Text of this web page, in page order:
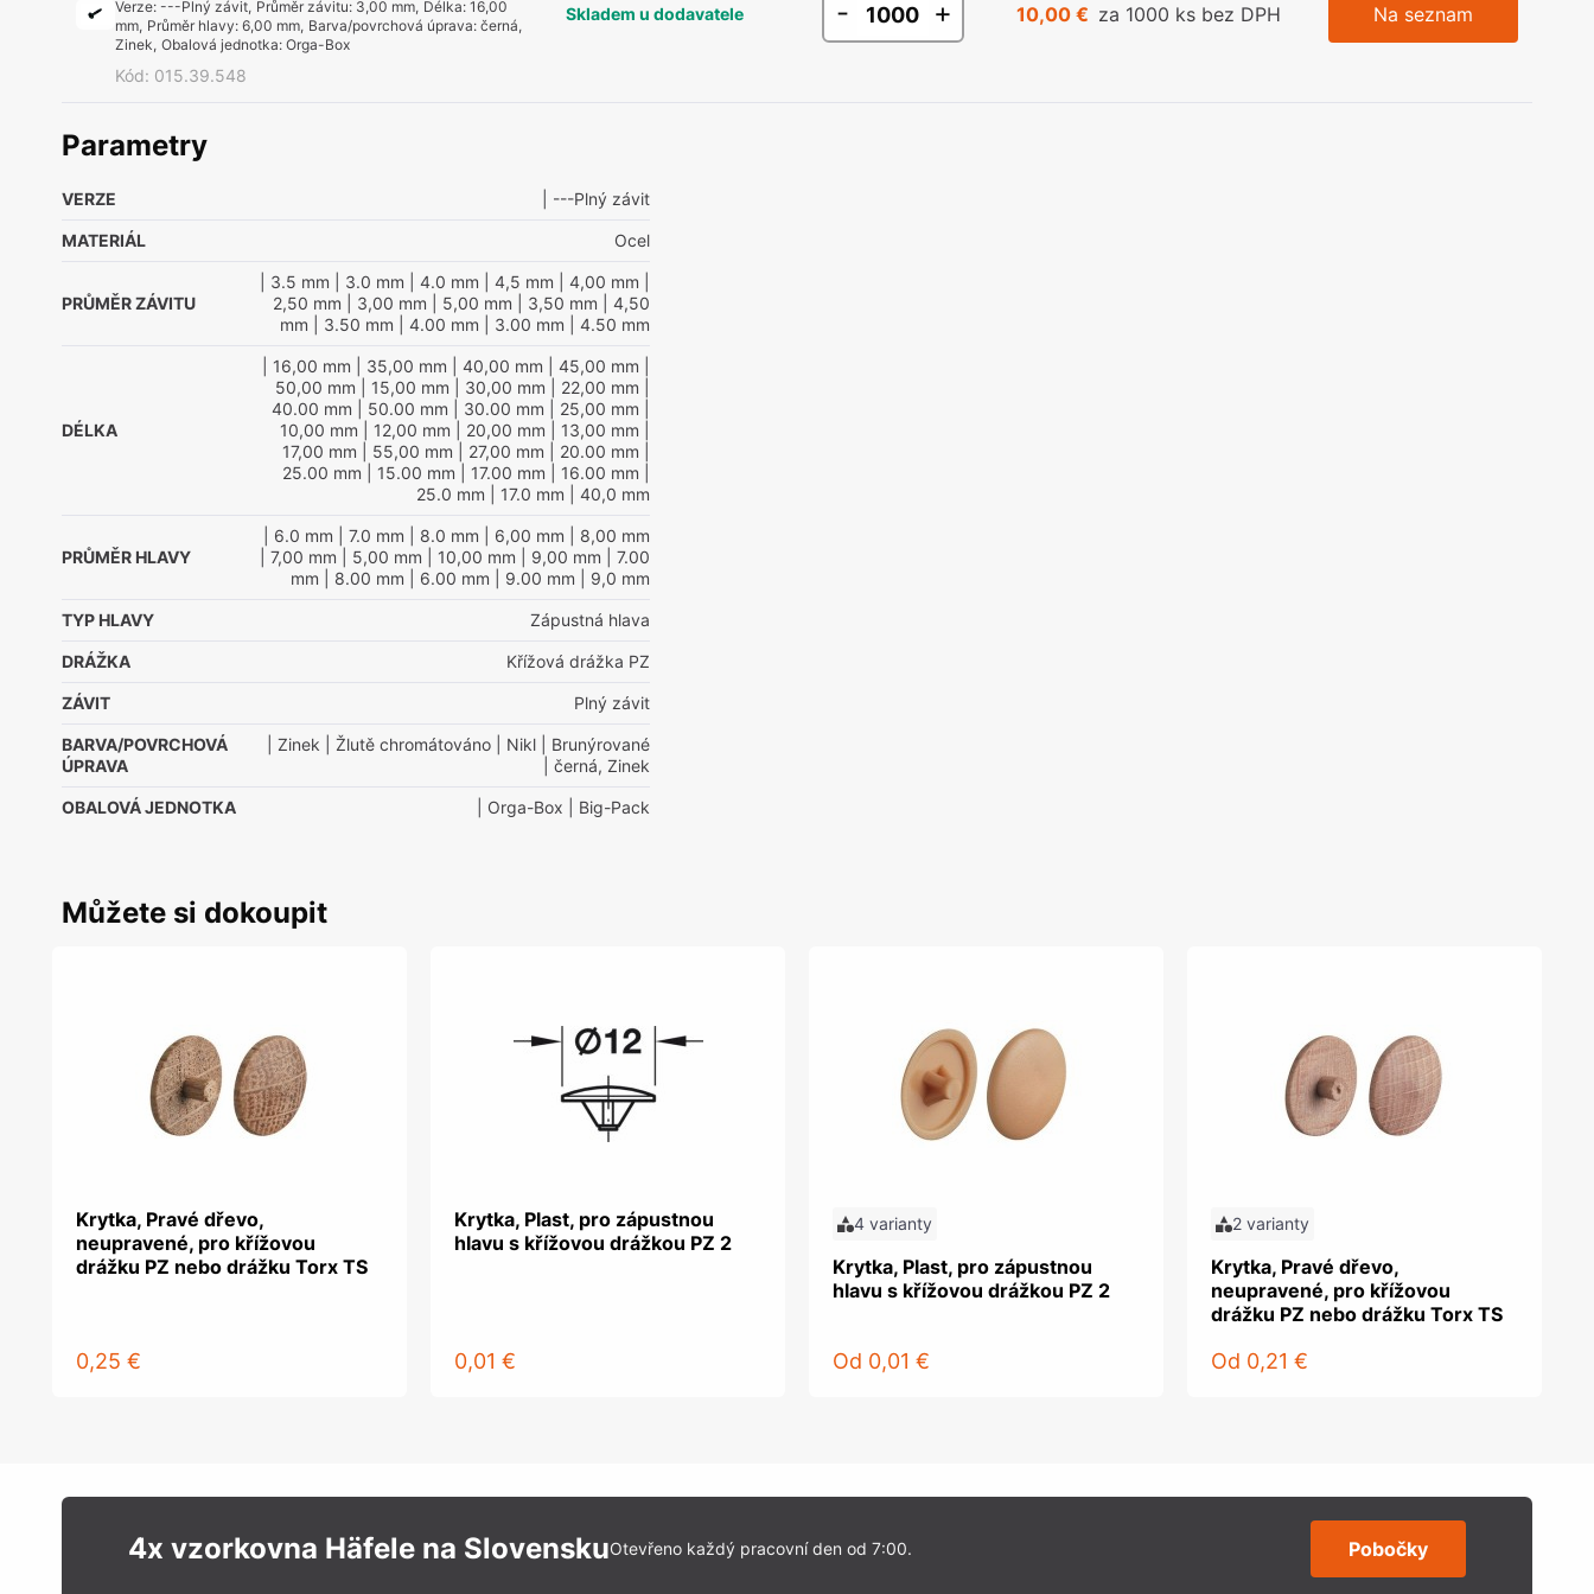
Verze:---Plný závit, Průměr závitu: 3,00 mm, Délka:16,00
mm, Průměr hlavy:6,00 mm, Barva/povrchová úprava:černá,
Zinek, Obalová jednotka:Orga-Box
Kód: 015.39.548
Skladem u dodavatele - + 10,00 € za 1000 ks bez DPH Na seznam
Parametry
VERZE | ---Plný závit
MATERIÁL Ocel
PRŮMĚR ZÁVITU
| 3.5 mm | 3.0 mm | 4.0 mm | 4,5 mm | 4,00 mm
2,50 mm | 3,00 mm | 5,00 mm | 3,50 mm | 4,50
mm | 3.50 mm | 4.00 mm | 3.00 mm | 4.50 mm
DÉLKA
| 16,00 mm | 35,00 mm | 40,00 mm | 45,00 mm
50,00 mm | 15,00 mm | 30,00 mm | 22,00 mm
40.00 mm | 50.00 mm | 30.00 mm | 25,00 mm
10,00 mm | 12,00 mm | 20,00 mm | 13,00 mm
17,00 mm | 55,00 mm | 27,00 mm | 20.00 mm
25.00 mm | 15.00 mm | 17.00 mm | 16.00 mm
25.0 mm | 17.0 mm | 40,0 mm
PRŮMĚR HLAVY
| 6.0 mm | 7.0 mm | 8.0 mm | 6,00 mm | 8,00 mm
| 7,00 mm | 5,00 mm | 10,00 mm | 9,00 mm | 7.00
mm | 8.00 mm | 6.00 mm | 9.00 mm | 9,0 mm
TYP HLAVY Zápustná hlava
DRÁŽKA Křížová drážka PZ
ZÁVIT Plný závit
BARVA/POVRCHOVÁ
ÚPRAVA
| Zinek | Žlutě chromátováno | Nikl | Brunýrované
| černá, Zinek
OBALOVÁ JEDNOTKA | Orga-Box | Big-Pack
Můžete si dokoupit
Krytka, Pravé dřevo,
neupravené, pro křížovou
drážku PZ nebo drážku Torx TS
0,25 €
Krytka, Plast, pro zápustnou
hlavu s křížovou drážkou PZ 2
0,01 €
4 varianty
Krytka, Plast, pro zápustnou
hlavu s křížovou drážkou PZ 2
Od 0,01 €
2 varianty
Krytka, Pravé dřevo,
neupravené, pro křížovou
drážku PZ nebo drážku Torx TS
Od 0,21 €
4x vzorkovna Häfele na SlovenskuOtevřeno každý pracovní den od 7:00. Pobočky